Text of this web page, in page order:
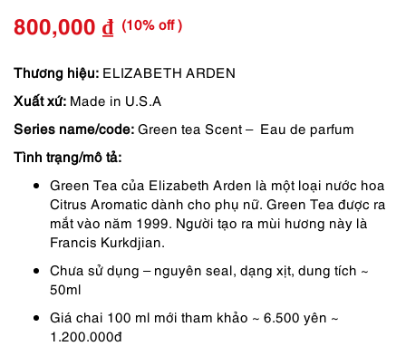
Giá
gốc
là:
890,000 ₫.
800,000 ₫
Giá
hiện
tại
là:
800,000 ₫.
(10% off )
Thương hiệu: ELIZABETH ARDEN
Xuất xứ: Made in U.S.A
Series name/code: Green tea Scent – Eau de parfum
Tình trạng/mô tả:
Green Tea của Elizabeth Arden là một loại nước hoa
Citrus Aromatic dành cho phụ nữ. Green Tea được ra
mắt vào năm 1999. Người tạo ra mùi hương này là
Francis Kurkdjian.
Chưa sử dụng – nguyên seal, dạng xịt, dung tích ~
50ml
Giá chai 100 ml mới tham khảo ~ 6.500 yên ~
1.200.000đ